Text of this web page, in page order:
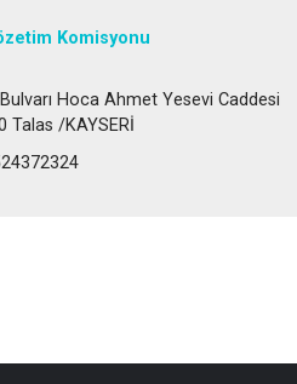
Komisyonu
Hoca Ahmet Yesevi Caddesi
Talas /KAYSERİ